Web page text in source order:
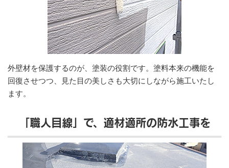
外壁材を保護するのが、塗装の役割です。塗料本来の機能を
回復させつつ、見た目の美しさも大切にしながら施工いたし
ます。
「職人目線」で、適材適所の防水工事を